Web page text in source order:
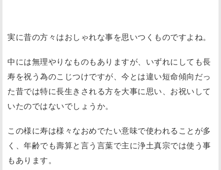
実に昔の方々はおしゃれな事を思いつくものですよね。
中には無理やりなものもありますが、いずれにしても長
寿を祝う為のこじつけですが、今とは違い短命傾向だっ
た昔では特に長生きされる方を大事に思い、お祝いして
いたのではないでしょうか。
この様に寿は様々なおめでたい意味で使われることが多
く、年齢でも壽算と言う言葉で主に浄土真宗では使う事
もあります。